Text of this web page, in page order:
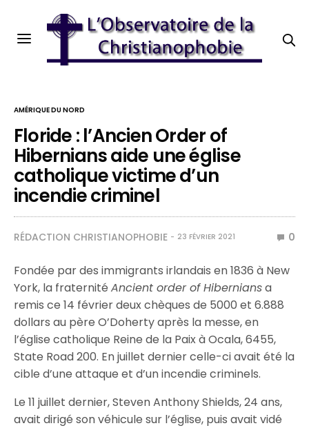
AMÉRIQUE DU NORD
Floride : l’Ancien Order of
Hibernians aide une église
catholique victime d’un
incendie criminel
RÉDACTION CHRISTIANOPHOBIE 23 FÉVRIER 2021 0
Fondée par des immigrants irlandais en 1836 à New
York, la fraternitéAncient order of Hiberniansa
remis ce 14 février deux chèques de 5000 et 6.888
dollars au père O’Doherty après la messe, en
l’église catholique Reine de la Paix à Ocala, 6455,
State Road 200. En juillet dernier celle-ci avait été la
cible d’une attaque et d’un incendie criminels.
Le 11 juillet dernier, Steven Anthony Shields, 24 ans,
avait dirigé son véhicule sur l’église, puis avait vidé